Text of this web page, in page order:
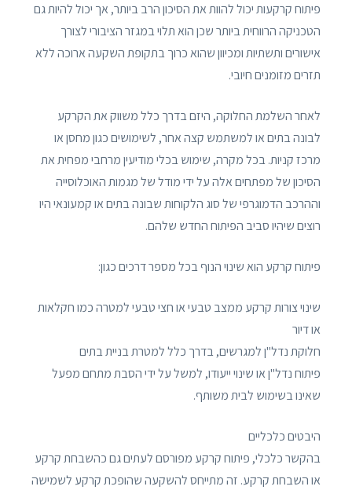
פיתוח קרקעות יכול להוות את הסיכון הרב ביותר, אך יכול להיות גם
הטכניקה הרווחית ביותר שכן הוא תלוי במגזר הציבורי לצורך
אישורים ותשתיות ומכיוון שהוא כרוך בתקופת השקעה ארוכה ללא
תזרים מזומנים חיובי.
לאחר השלמת החלוקה, היזם בדרך כלל משווק את הקרקע
לבונה בתים או למשתמש קצה אחר, לשימושים כגון מחסן או
מרכז קניות. בכל מקרה, שימוש בכלי מודיעין מרחבי מפחית את
הסיכון של מפתחים אלה על ידי מודל של מגמות האוכלוסייה
וההרכב הדמוגרפי של סוג הלקוחות שבונה בתים או קמעונאי היו
רוצים שיהיו סביב הפיתוח החדש שלהם.
פיתוח קרקע הוא שינוי הנוף בכל מספר דרכים כגון:
שינוי צורות קרקע ממצב טבעי או חצי טבעי למטרה כמו חקלאות
או דיור
חלוקת נדל"ן למגרשים, בדרך כלל למטרת בניית בתים
פיתוח נדל"ן או שינוי ייעודו, למשל על ידי הסבת מתחם מפעל
שאינו בשימוש לבית משותף.
היבטים כלכליים
בהקשר כלכלי, פיתוח קרקע מפורסם לעתים גם כהשבחת קרקע
או השבחת קרקע. זה מתייחס להשקעה שהופכת קרקע לשמישה